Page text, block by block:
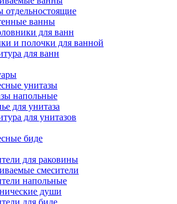
отдельностоящие
ванны
для ванн
и полочки для ванной
для ванн
унитазы
напольные
для унитаза
для унитазов
биде
для раковины
смесители
напольные
души
для биде